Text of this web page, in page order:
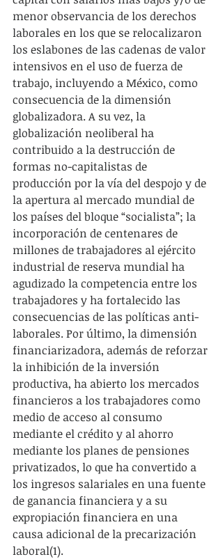
menor observancia de los derechos
laborales en los que se relocalizaron
los eslabones de las cadenas de valor
intensivos en el uso de fuerza de
trabajo, incluyendo a México, como
consecuencia de la dimensión
globalizadora. A su vez, la
globalización neoliberal ha
contribuido a la destrucción de
formas no-capitalistas de
producción por la vía del despojo y de
la apertura al mercado mundial de
los países del bloque “socialista”; la
incorporación de centenares de
millones de trabajadores al ejército
industrial de reserva mundial ha
agudizado la competencia entre los
trabajadores y ha fortalecido las
consecuencias de las políticas anti-
laborales. Por último, la dimensión
financiarizadora, además de reforzar
la inhibición de la inversión
productiva, ha abierto los mercados
financieros a los trabajadores como
medio de acceso al consumo
mediante el crédito y al ahorro
mediante los planes de pensiones
privatizados, lo que ha convertido a
los ingresos salariales en una fuente
de ganancia financiera y a su
expropiación financiera en una
causa adicional de la precarización
laboral(1).